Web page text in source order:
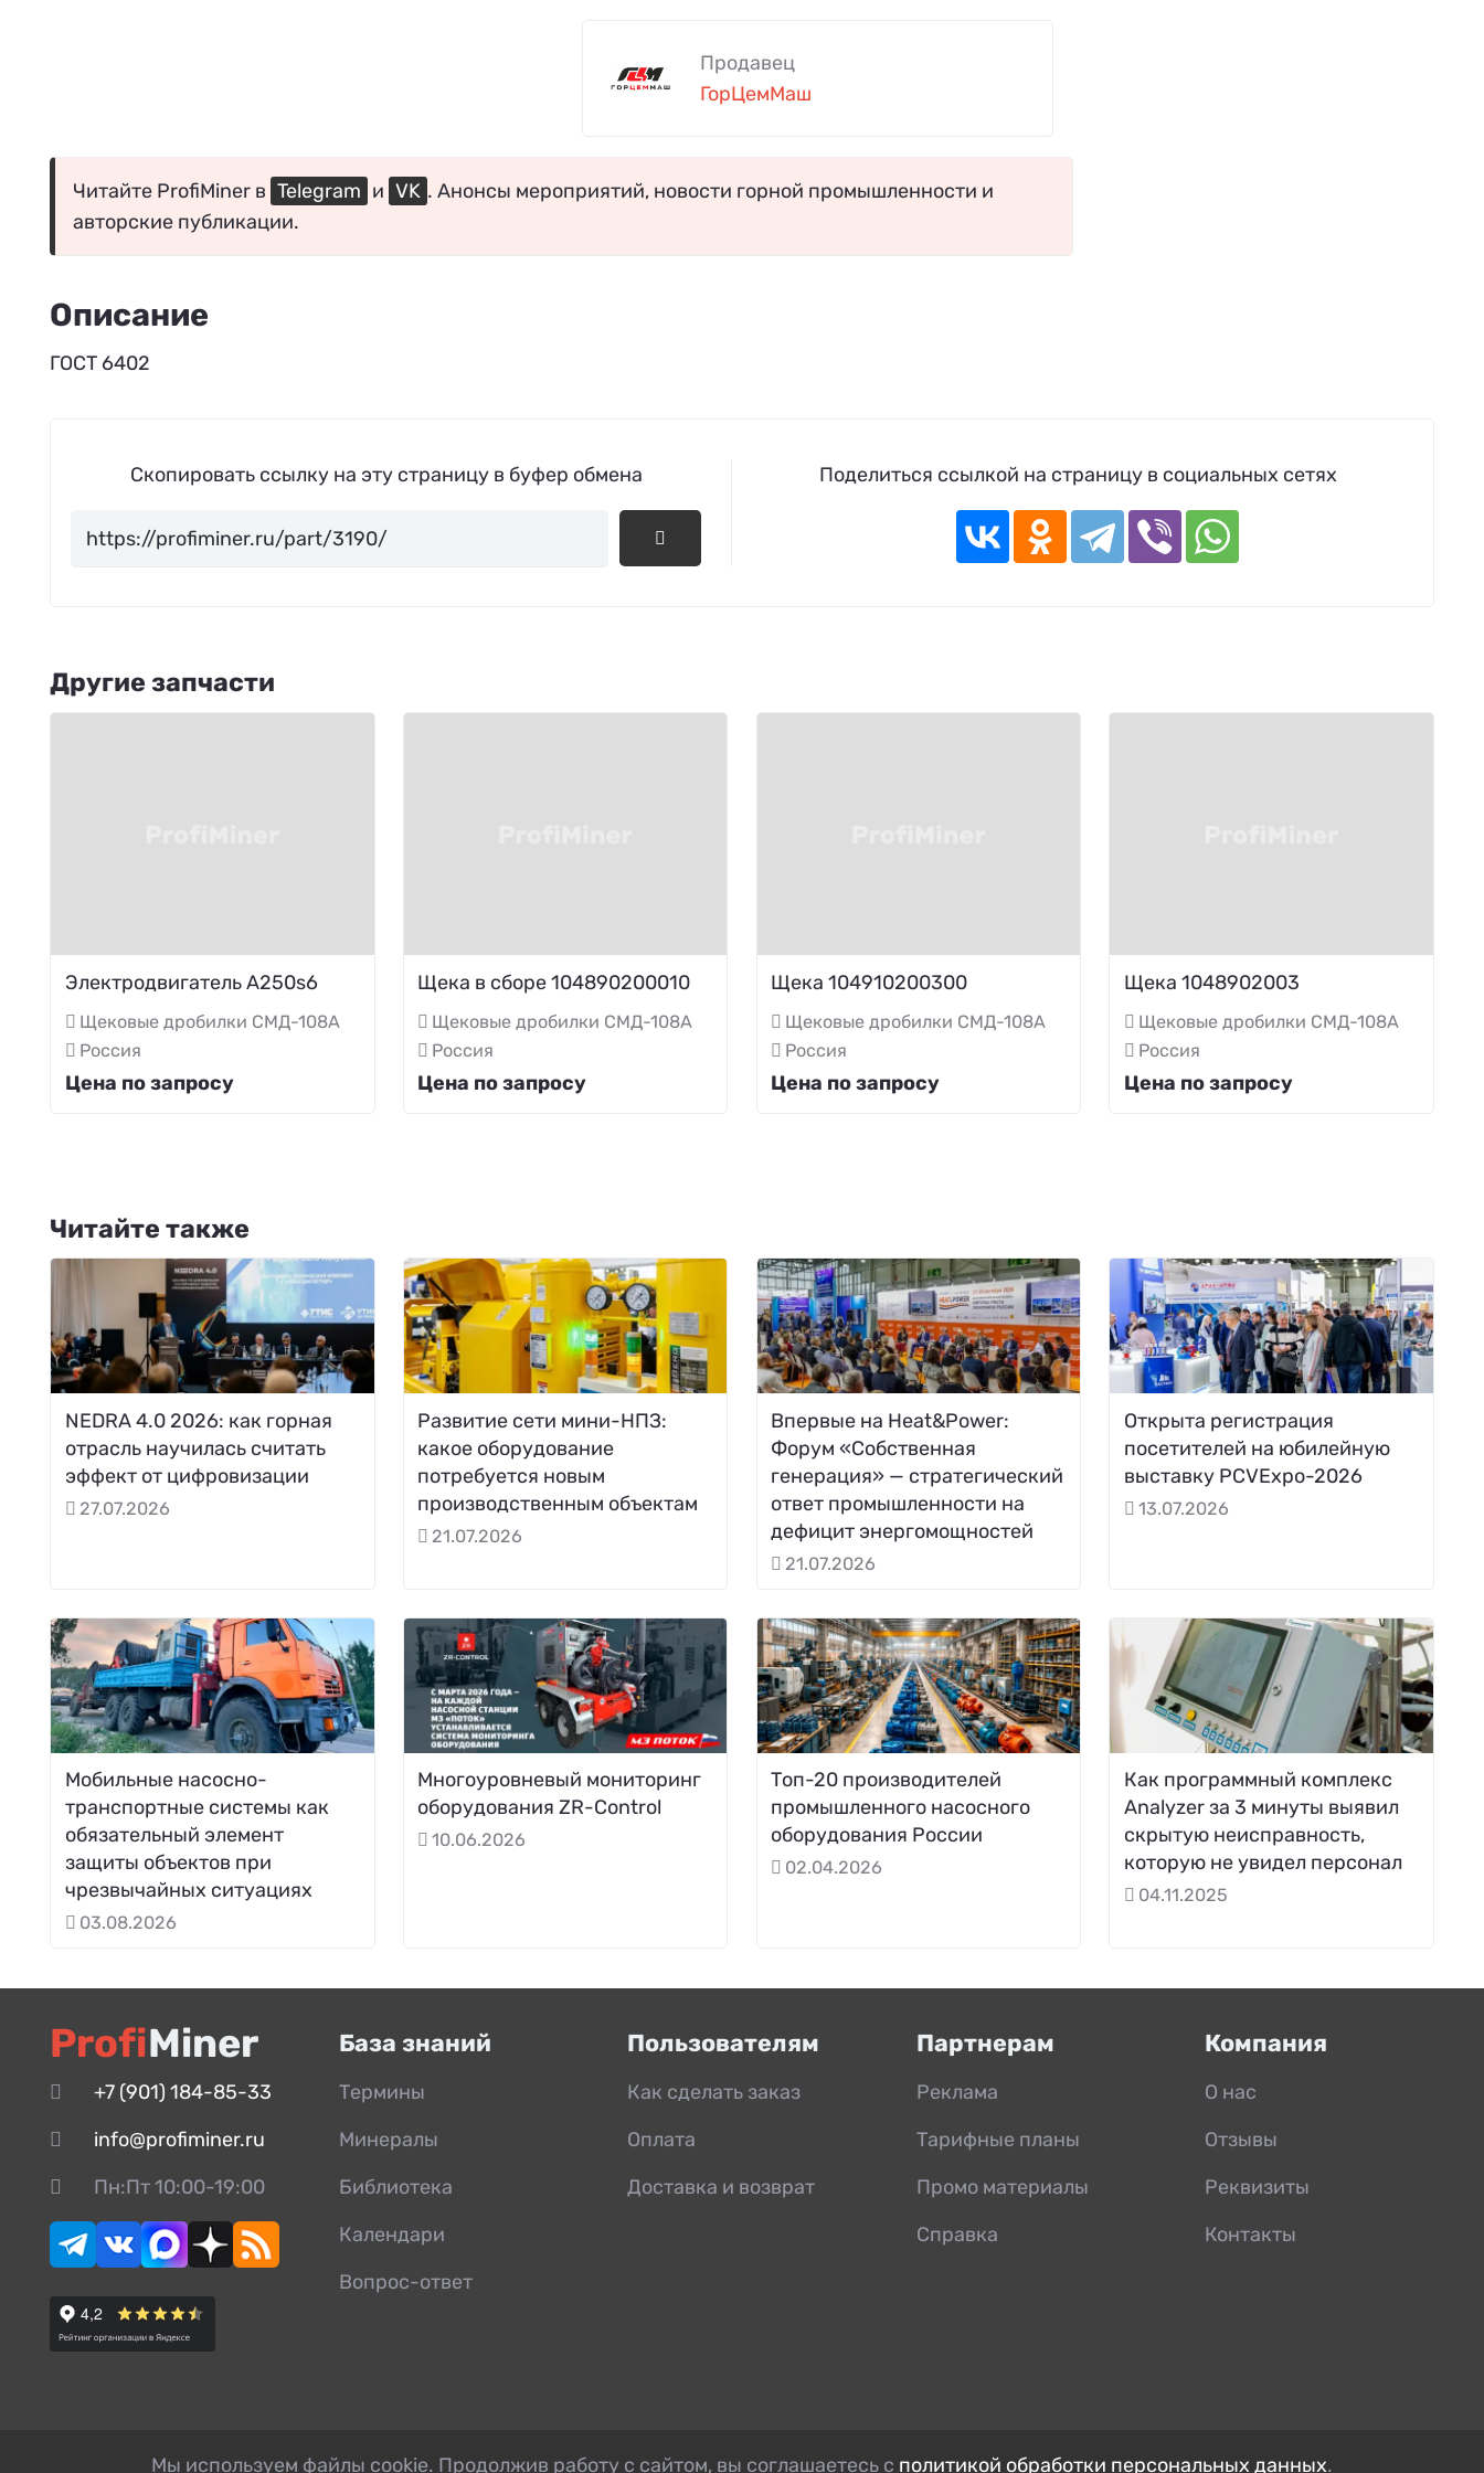
Продавец
ГорЦемМаш
Читайте ProfiMiner в Telegram и VK . Анонсы мероприятий, новости горной промышленности и
авторские публикации.
Описание
ГОСТ 6402
Скопировать ссылку на эту страницу в буфер обмена Поделиться ссылкой на страницу в социальных сетях
Другие запчасти
Электродвигатель A250s6
Щековые дробилки СМД-108А
Россия
Цена по запросу
Щека в сборе 104890200010
Щековые дробилки СМД-108А
Россия
Цена по запросу
Щека 104910200300
Щековые дробилки СМД-108А
Россия
Цена по запросу
Щека 1048902003
Щековые дробилки СМД-108А
Россия
Цена по запросу
Читайте также
NEDRA 4.0 2026: как горная
отрасль научилась считать
эффект от цифровизации
27.07.2026
Развитие сети мини-НПЗ:
какое оборудование
потребуется новым
производственным объектам
21.07.2026
Впервые на Heat&Power:
Форум «Собственная
генерация» — стратегический
ответ промышленности на
дефицит энергомощностей
21.07.2026
Открыта регистрация
посетителей на юбилейную
выставку PCVExpo-2026
13.07.2026
Мобильные насосно-
транспортные системы как
обязательный элемент
защиты объектов при
чрезвычайных ситуациях
03.08.2026
Многоуровневый мониторинг
оборудования ZR-Control
10.06.2026
Топ-20 производителей
промышленного насосного
оборудования России
02.04.2026
Как программный комплекс
Analyzer за 3 минуты выявил
скрытую неисправность,
которую не увидел персонал
04.11.2025
ProfiMiner
+7 (901) 184-85-33
info@profiminer.ru
Пн:Пт 10:00-19:00
База знаний
Термины
Минералы
Библиотека
Календари
Вопрос-ответ
Пользователям
Как сделать заказ
Оплата
Доставка и возврат
Партнерам
Реклама
Тарифные планы
Промо материалы
Справка
Компания
О нас
Отзывы
Реквизиты
Контакты
Мы используем файлы cookie. Продолжив работу с сайтом, вы соглашаетесь с политикой обработки персональных данных.